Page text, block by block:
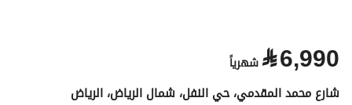
⃁6,990 شهرياً
شارع محمد المقدمي، حي النفل، شمال الرياض، الرياض